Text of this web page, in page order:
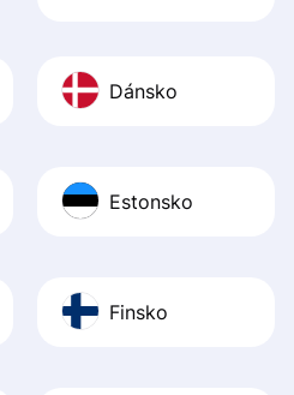
Dánsko
Estonsko
Finsko